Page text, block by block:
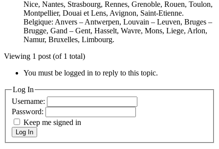
Nice, Nantes, Strasbourg, Rennes, Grenoble, Rouen, Toulon,
Montpellier, Douai et Lens, Avignon, Saint-Etienne.
Belgique: Anvers – Antwerpen, Louvain – Leuven, Bruges –
Brugge, Gand – Gent, Hasselt, Wavre, Mons, Liege, Arlon,
Namur, Bruxelles, Limbourg.
Viewing 1 post (of 1 total)
You must be logged in to reply to this topic.
Log In
Username:
Password:
Keep me signed in
Log In